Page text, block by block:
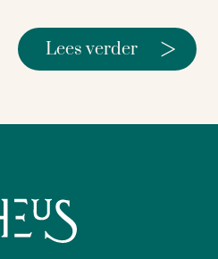
Lees verder >